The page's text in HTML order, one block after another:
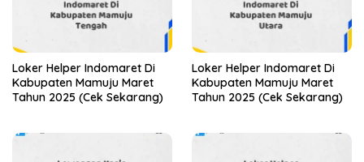
Loker Helper Indomaret Di
Kabupaten Mamuju Maret
Tahun 2025 (Cek Sekarang)
Loker Helper Indomaret Di
Kabupaten Mamuju Maret
Tahun 2025 (Cek Sekarang)